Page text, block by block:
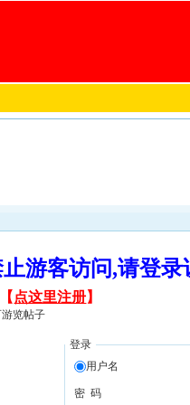
止游客访问,请登
【 点这里注册】
览帖子
登录
用户名
密 码